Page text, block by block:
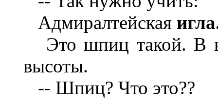
Адмиралтейская
Это шпиц такой. В
высоты.
-- Шпиц? Что это??